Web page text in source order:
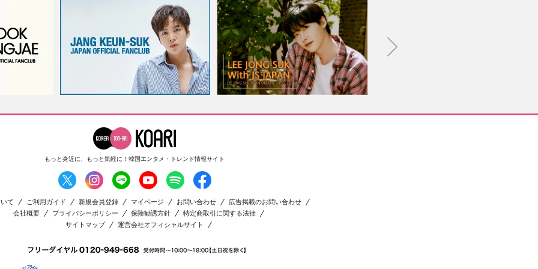
もっと身近に、もっと気軽に！ 韓国エンタメ・トレンド情報サイト
て ご利用ガイド 新規会員登録 マイページ お問い合わせ
広告掲載のお問い合わせ
会社概要
プライバシーポリシー 保険勧誘方針
特定商取引に関する法律
サイトマップ
運営会社オフィシャルサイト